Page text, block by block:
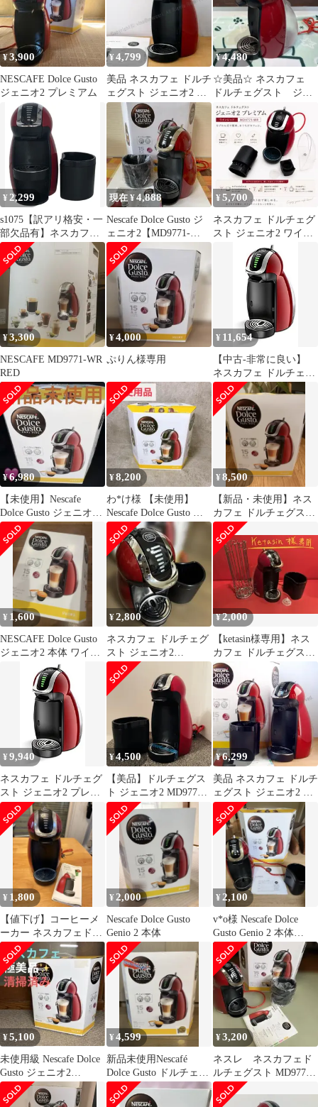
¥3,900
NESCAFE Dolce Gusto
ジェニオ2 プレミアム
¥4,799
美品 ネスカフェ ドルチ
ェグスト ジェニオ2 プ
レミアム レッド
MD9771.
¥4,480
☆美品☆ ネスカフェ
ドルチェグスト ジェ
ニオ2 プレミアム
MD9771-WR
¥ 2,299
s1075【訳アリ格安・一
部欠品有】ネスカフェ
ドルチェ グスト ジェニ
オ2 プレミアム
MD9771-WR ワインレ
ッド NESCAFE ネスカ
フェ Dolce Gusto ドルチ
ェグスト カプセル式コ
ーヒーメーカー 1L オ
ートストップ 箱なし
現在 ¥4,888
Nescafe Dolce Gusto ジ
ェニオ2【MD9771-
WR】
¥5,700
ネスカフェ ドルチェグ
スト ジェニオ2 ワイン
レッド コーヒーメーカ
¥3,300
NESCAFE MD9771-WR
RED
¥4,000
ぷりん様専用
¥ 11,654
【中古-非常に良い】
ネスカフェ ドルチェグ
スト ジェニオ2 プレミ
アム ワインレッド
MD9771-WR
¥6,980
【未使用】Nescafe
Dolce Gusto ジェニオ2
MD97
¥8,200
わ*け様 【未使用】
Nescafe Dolce Gusto ジ
ェニオ2 MD97
¥8,500
【新品・未使用】ネス
カフェ ドルチェグスト
ジェニオ2プレミアム
ワインレッド
¥ 1,600
NESCAFE Dolce Gusto
ジェニオ2 本体 ワイン
¥2,800
ネスカフェ ドルチェグ
スト ジェニオ2
MD9771-WR
¥2,000
【ketasin様専用】ネス
カフェ ドルチェグスト
ジェニオ2
¥9,940
ネスカフェ ドルチェグ
スト ジェニオ2 プレミ
アム ワインレッド
MD9771-WR
¥4,500
【美品】ドルチェグス
ト ジェニオ2 MD9771-
WR
¥6,299
美品 ネスカフェ ドルチ
ェグスト ジェニオ2 プ
レミアム レッド
MD9771
¥ 1,800
【値下げ】コーヒーメ
ーカー ネスカフェドル
チェグスト ジェニオ2
赤
¥ 2,000
Nescafe Dolce Gusto
Genio 2 本体
¥ 2,100
v*o様 Nescafe Dolce
Gusto Genio 2 本体
MD977
¥5,100
未使用級 Nescafe Dolce
Gusto ジェニオ2
MD9771-WR
¥4,599
新品未使用Nescafé
Dolce Gusto ドルチェグ
スト ジェニオ2
¥3,200
ネスレ ネスカフェド
ルチェグスト MD9771
ワイン レッド